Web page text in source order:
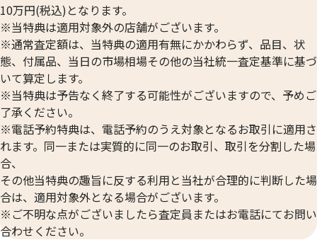
10万円(税込)となります。
※当特典は適用対象外の店舗がございます。
※通常査定額は、当特典の適用有無にかかわらず、品目、状
態、付属品、当日の市場相場その他の当社統一査定基準に基づ
いて算定します。
※当特典は予告なく終了する可能性がございますので、予めご
了承ください。
※電話予約特典は、電話予約のうえ対象となるお取引に適用さ
れます。同一または実質的に同一のお取引、取引を分割した場
合、
その他当特典の趣旨に反する利用と当社が合理的に判断した場
合は、適用対象外となる場合がございます。
※ご不明な点がございましたら査定員またはお電話にてお問い
合わせください。